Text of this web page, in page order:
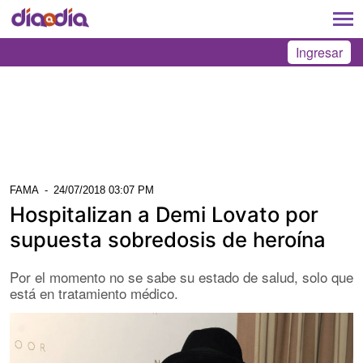
Ingresar
FAMA - 24/07/2018 03:07 PM
Hospitalizan a Demi Lovato por
supuesta sobredosis de heroína
Por el momento no se sabe su estado de salud, solo que
está en tratamiento médico.